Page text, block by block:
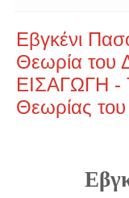
Εβγκένι
Θεωρία του
ΕΙΣΑΓΩΓΗ -
Θεωρίας του